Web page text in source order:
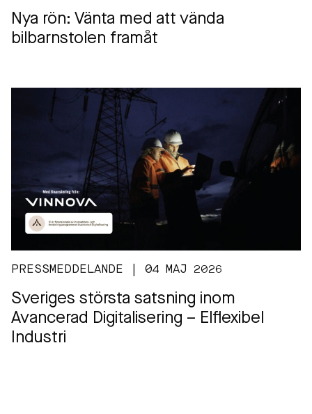
Nya rön: Vänta med att vända
bilbarnstolen framåt
PRESSMEDDELANDE | 04 MAJ 2026
Sveriges största satsning inom
Avancerad Digitalisering – Elflexibel
Industri